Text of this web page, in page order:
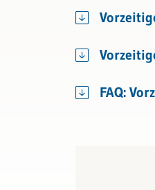
Bau &
FAQ: